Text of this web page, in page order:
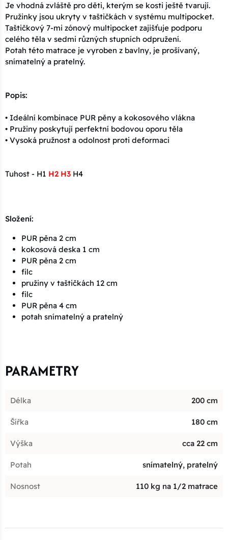
Je vhodná zvláště pro děti, kterým se kosti ještě tvarují.
Pružinky jsou ukryty v taštičkách v systému multipocket.
Taštičkový 7-mi zónový multipocket zajišťuje podporu
celého těla v sedmi různých stupních odpružení.
Potah této matrace je vyroben z bavlny, je prošívaný,
snímatelný a pratelný.
Popis:
• Ideální kombinace PUR pěny a kokosového vlákna
• Pružiny poskytují perfektní bodovou oporu těla
• Vysoká pružnost a odolnost proti deformaci
Tuhost - H1 H2 H3 H4
Složení:
PUR pěna 2 cm
kokosová deska 1 cm
PUR pěna 2 cm
filc
pružiny v taštičkách 12 cm
filc
PUR pěna 4 cm
potah snímatelný a pratelný
PARAMETRY
Délka 200 cm
Šířka 180 cm
Výška cca 22 cm
Potah snímatelný, pratelný
Nosnost 110 kg na 1/2 matrace